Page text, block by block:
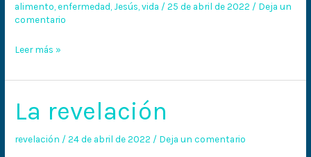
alimento,enfermedad, Jesús,vida /25 de abril de 2022 / Deja un
comentario
Leer más »
La revelación
revelación /24 de abril de 2022 / Deja un comentario
La
revelación